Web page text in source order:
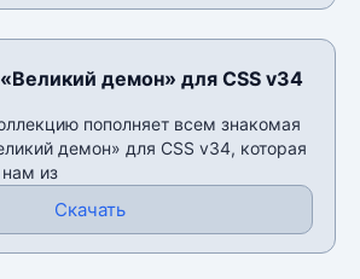
демон» для CSS v34
пополняет всем знакомая
демон» для CSS v34, которая
из
Скачать